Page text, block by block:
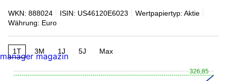
WKN: 888024 ISIN: US46120E6023
Wertpapiertyp: Aktie
Währung: Euro
1T 3M 1J 5J Max
326,85
manager magazin